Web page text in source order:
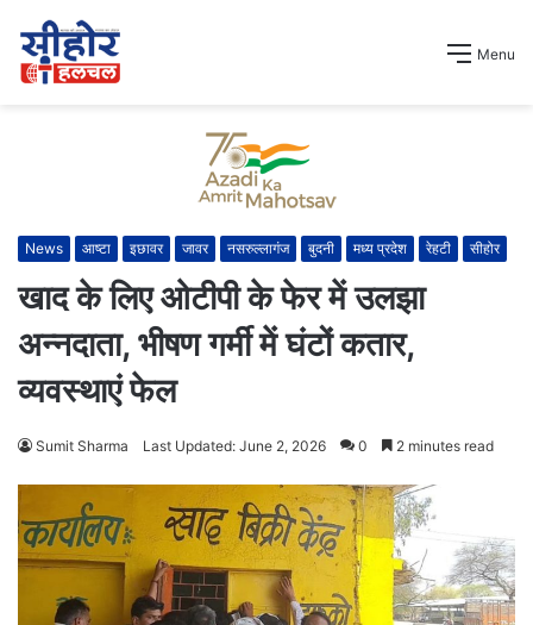
Menu
News आष्टा इछावर जावर नसरुल्लागंज बुदनी मध्य प्रदेश रेहटी सीहोर
खाद के लिए ओटीपी के फेर में उलझा
अन्नदाता, भीषण गर्मी में घंटों कतार,
व्यवस्थाएं फेल
Sumit Sharma Last Updated: June 2, 2026 0 2 minutes read